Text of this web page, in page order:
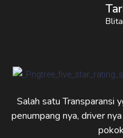
Salah satu Transparansi
penumpang nya, driver